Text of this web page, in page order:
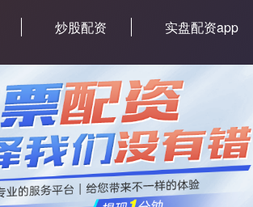
炒股配资 实盘配资app